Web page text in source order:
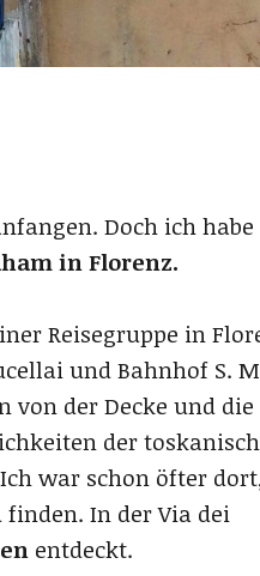
Doch ich habe
in Florenz.
Reisegruppe in
und Bahnhof S.
von der Decke und die
der
Ich war schon öfter
In der Via dei
entdeckt.